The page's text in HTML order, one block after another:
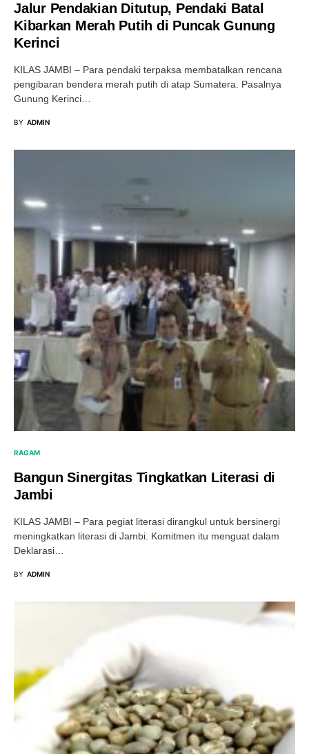
Jalur Pendakian Ditutup, Pendaki Batal
Kibarkan Merah Putih di Puncak Gunung
Kerinci
KILAS JAMBI – Para pendaki terpaksa membatalkan rencana
pengibaran bendera merah putih di atap Sumatera. Pasalnya
Gunung Kerinci…
BY ADMIN
RAGAM
Bangun Sinergitas Tingkatkan Literasi di
Jambi
KILAS JAMBI – Para pegiat literasi dirangkul untuk bersinergi
meningkatkan literasi di Jambi. Komitmen itu menguat dalam
Deklarasi…
BY ADMIN